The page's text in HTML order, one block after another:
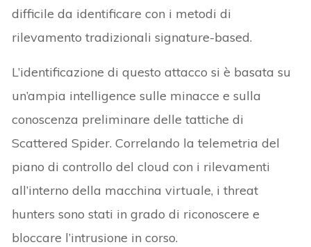
difficile da identificare con i metodi di
rilevamento tradizionali signature-based.
L’identificazione di questo attacco si è basata su
un’ampia intelligence sulle minacce e sulla
conoscenza preliminare delle tattiche di
Scattered Spider. Correlando la telemetria del
piano di controllo del cloud con i rilevamenti
all’interno della macchina virtuale, i threat
hunters sono stati in grado di riconoscere e
bloccare l’intrusione in corso.